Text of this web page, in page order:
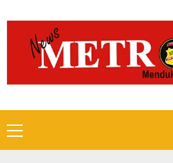
to
content
Primary
Menu